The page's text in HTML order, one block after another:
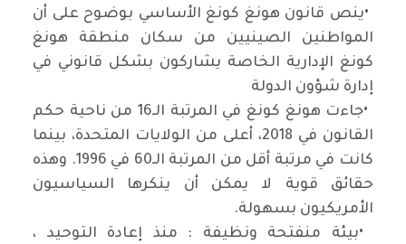
•ينص قانون هونغ كونغ الأساسي بوضوح على أن
المواطنين الصينيين من سكان منطقة هونغ
كونغ الإدارية الخاصة يشاركون بشكل قانوني في
إدارة شؤون الدولة
•
جاءت هونغ كونغ في المرتبة الـ16 من ناحية حكم
القانون في 2018، أعلى من الولايات المتحدة، بينما
كانت في مرتبة أقل من المرتبة الـ60 في 1996. وهذه
حقائق قوية لا يمكن أن ينكرها السياسيون
الأمريكيون بسهولة.
•بيئة منفتحة ونظيفة : منذ إعادة التوحيد ،